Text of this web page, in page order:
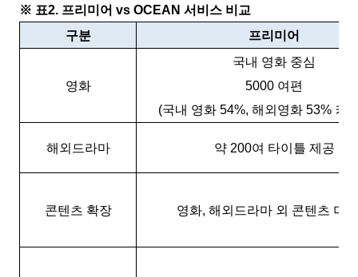
※ 표2. 프리미어 vs OCEAN 서비스 비교
구분
프리미어
영화
국내 영화 중심
5000 여편
(국내 영화 54%, 해외영화 53% 커
해외드라마 약 200여 타이틀 제공
콘텐츠 확장 영화, 해외드라마 외 콘텐츠 미